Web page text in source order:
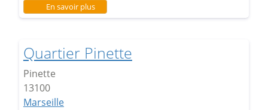
En savoir plussur Quartier Corsy
Quartier Pinette
Pinette
13100
Marseille